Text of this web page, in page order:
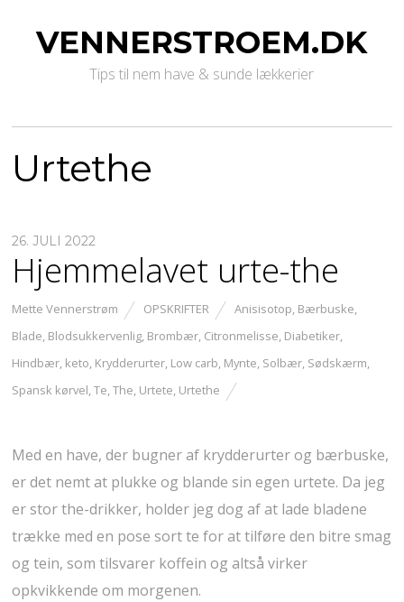
VENNERSTROEM.DK
Tips til nem have & sunde lækkerier
Urtethe
26. JULI 2022
Hjemmelavet urte-the
Mette Vennerstrøm OPSKRIFTER Anisisotop, Bærbuske,
Blade, Blodsukkervenlig, Brombær, Citronmelisse, Diabetiker,
Hindbær, keto, Krydderurter, Low carb, Mynte, Solbær, Sødskærm,
Spansk kørvel,Te,The, Urtete, Urtethe
Med en have, der bugner af krydderurter og bærbuske,
er det nemt at plukke og blande sin egen urtete. Da jeg
er stor the-drikker, holder jeg dog af at lade bladene
trække med en pose sort te for at tilføre den bitre smag
og tein, som tilsvarer koffein og altså virker
opkvikkende om morgenen.